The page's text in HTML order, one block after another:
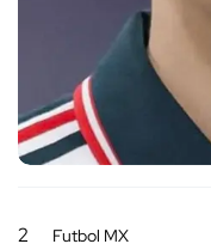
2 Futbol MX